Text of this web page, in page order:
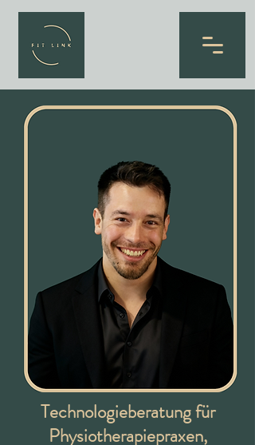
Technologieberatung für
Physiotherapiepraxen,